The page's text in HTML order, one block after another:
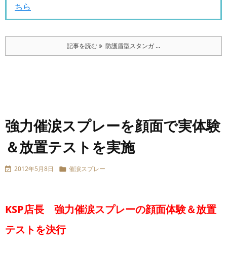
ちら
記事を読む 防護盾型スタンガ ...
強力催涙スプレーを顔面で実体験
＆放置テストを実施
 2012年5月8日  催涙スプレー
KSP店長 強力催涙スプレーの顔面体験＆放置
テストを決行